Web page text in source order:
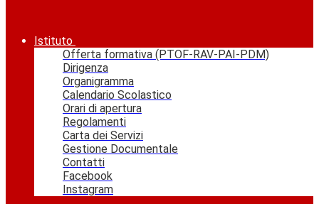
Istituto
Offerta formativa (PTOF-RAV-PAI-PDM)
Dirigenza
Organigramma
Calendario Scolastico
Orari di apertura
Regolamenti
Carta dei Servizi
Gestione Documentale
Contatti
Facebook
Instagram